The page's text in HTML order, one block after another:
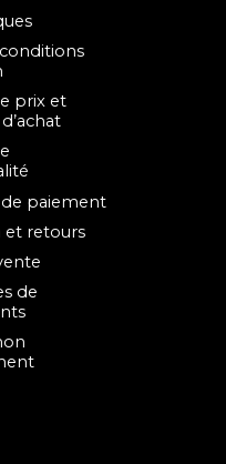
prix et
paiement
et retours
de